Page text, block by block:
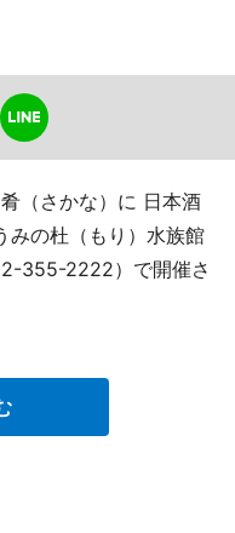
（さかな）に 日本酒
みの杜（もり）水族館
355-2222）で開催さ